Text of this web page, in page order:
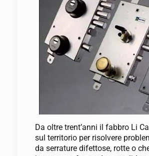
Da oltre trent’anni il fabbro Li
sul territorio per risolvere
da serrature difettose, rotte o